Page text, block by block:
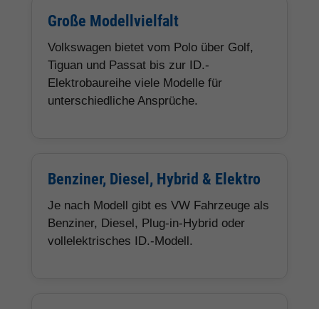
Große Modellvielfalt
Volkswagen bietet vom Polo über Golf,
Tiguan und Passat bis zur ID.-
Elektrobaureihe viele Modelle für
unterschiedliche Ansprüche.
Benziner, Diesel, Hybrid & Elektro
Je nach Modell gibt es VW Fahrzeuge als
Benziner, Diesel, Plug-in-Hybrid oder
vollelektrisches ID.-Modell.